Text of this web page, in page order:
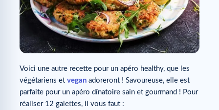
Voici une autre recette pour un apéro healthy, que les
végétariens et vegan adoreront ! Savoureuse, elle est
parfaite pour un apéro dînatoire sain et gourmand ! Pour
réaliser 12 galettes, il vous faut :